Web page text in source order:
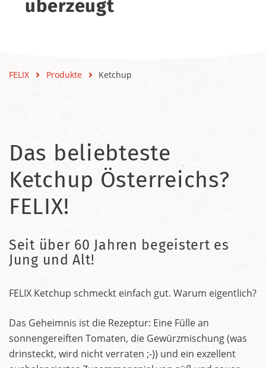
überzeugt
FELIX Produkte Ketchup
Das beliebteste
Ketchup Österreichs?
FELIX!
Seit über 60 Jahren begeistert es
Jung und Alt!
FELIX Ketchup schmeckt einfach gut. Warum eigentlich?
Das Geheimnis ist die Rezeptur: Eine Fülle an
sonnengereiften Tomaten, die Gewürzmischung (was
drinsteckt, wird nicht verraten ;-)) und ein exzellent